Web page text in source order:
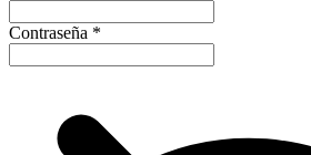
Contraseña *